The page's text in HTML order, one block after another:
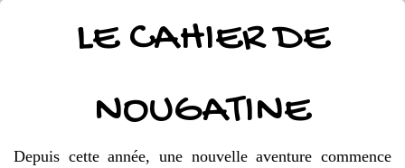
LE CAHIER DE
NOUGATINE
Depuis cette année, une nouvelle aventure commence